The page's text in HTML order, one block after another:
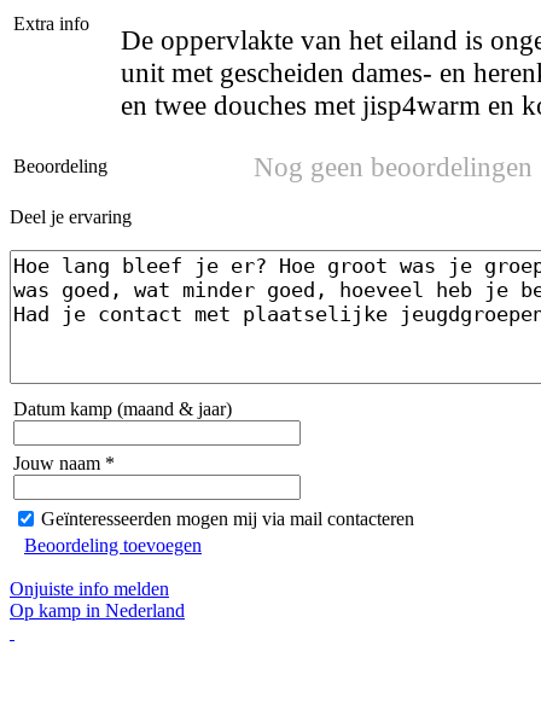
Extra info
De oppervlakte van het eiland is
unit met gescheiden dames- en
en twee douches met jisp4warm en
Beoordeling Nog geen beoordelingen
Deel je ervaring
Datum kamp (maand & jaar)
Jouw naam *
Geïnteresseerden mogen mij via mail contacteren
Beoordeling toevoegen
Onjuiste info melden
Op kamp in Nederland